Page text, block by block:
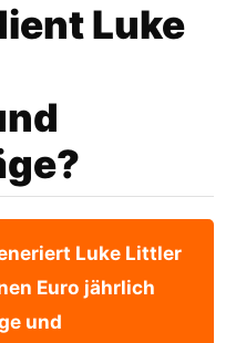
Luke
Luke Littler
Euro jährlich
und